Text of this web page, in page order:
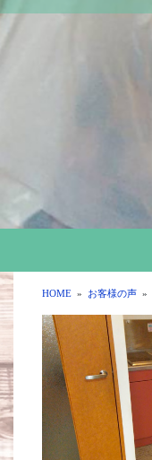
HOME » お客様の声 »